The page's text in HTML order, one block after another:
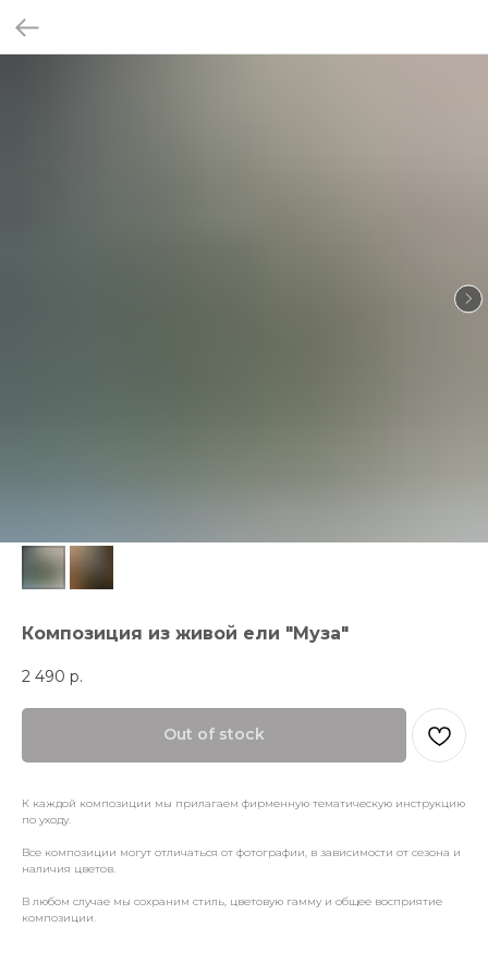
Композиция из живой ели "Муза"
2 490 р.
Out of stock
К каждой композиции мы прилагаем фирменную тематическую инструкцию
по уходу.
Все композиции могут отличаться от фотографии, в зависимости от сезона и
наличия цветов.
В любом случае мы сохраним стиль, цветовую гамму и общее восприятие
композиции.